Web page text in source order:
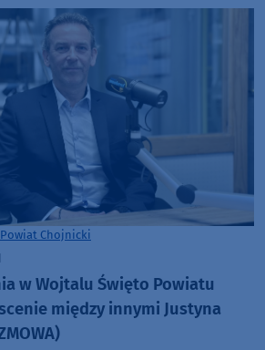
Powiat Chojnicki
w Wojtalu Święto Powiatu
między innymi Justyna